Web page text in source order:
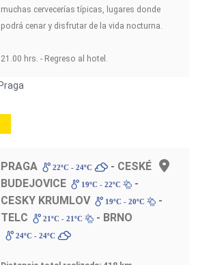
muchas cervecerías típicas, lugares donde
podrá cenar y disfrutar de la vida nocturna.
21.00 hrs. - Regreso al hotel.
PRAGA 22ºC - 24ºC
- CESKÉ
BUDEJOVICE
19ºC - 22ºC
-
CESKY KRUMLOV
19ºC - 20ºC
-
TELC
21ºC - 21ºC - BRNO
24ºC - 24ºC